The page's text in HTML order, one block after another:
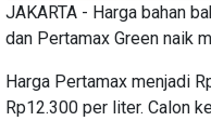
JAKARTA - Harga bahan
dan Pertamax Green naik
Harga Pertamax menjadi
Rp12.300 per liter. Calon